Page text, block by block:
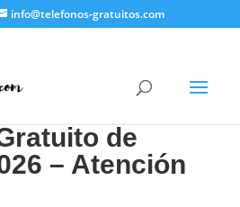
info@telefonos-gratuitos.com
de
– Atención